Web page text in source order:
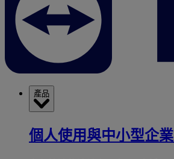
產品
個人使用與中小型企業